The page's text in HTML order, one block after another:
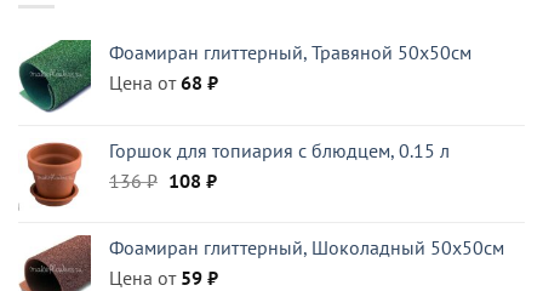
Фоамиран глиттерный, Травяной 50x50см
Цена от68 ₽
Горшок для топиария с блюдцем, 0.15 л
136₽ Первоначальная
136 ₽.
108 ₽Текущая
Фоамиран глиттерный, Шоколадный 50x50см
Цена от 59 ₽